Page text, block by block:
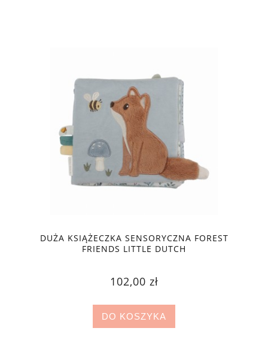
DUŻA KSIĄŻECZKA SENSORYCZNA FOREST
FRIENDS LITTLE DUTCH
102,00 zł
DO KOSZYKA